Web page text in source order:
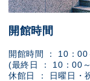
開館時間
開館時間 ： 10：
(最終日 ： 10：00
休館日 ： 日曜日・